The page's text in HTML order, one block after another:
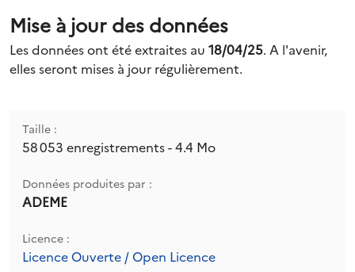
Mise à jour des données
Les données ont été extraites au 18/04/25. A l'avenir,
elles seront mises à jour régulièrement.
Taille :
58 053 enregistrements - 4.4 Mo
Données produites par :
ADEME
Licence :
Licence Ouverte / Open Licence